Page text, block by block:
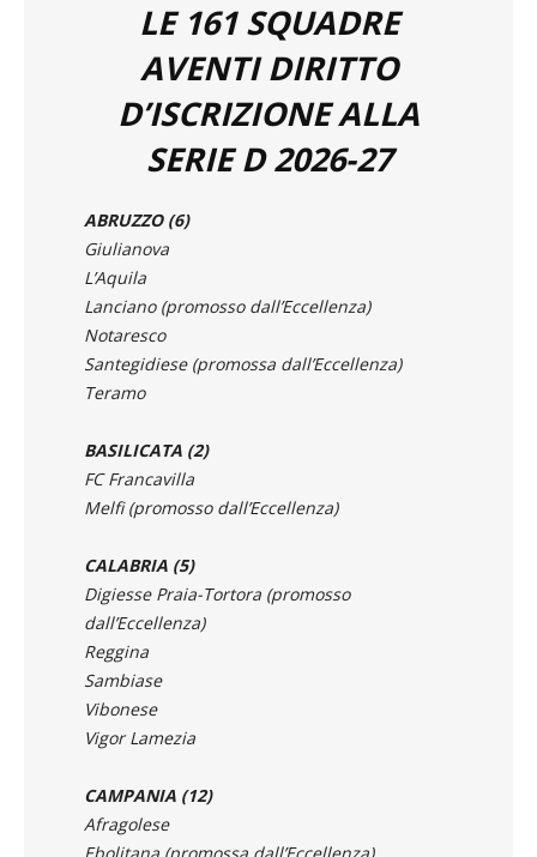
AVENTI DIRITTO
D’ISCRIZIONE ALLA
SERIE D 2026-27
ABRUZZO (6)
L’Aquila
Lanciano (promosso dall’Eccellenza)
Notaresco
Santegidiese (promossa dall’Eccellenza)
Teramo
BASILICATA (2)
Melfi (promosso dall’Eccellenza)
CALABRIA (5)
dall’Eccellenza)
Reggina
Sambiase
Vibonese
Vigor Lamezia
CAMPANIA (12)
Ebolitana (promossa dall’Eccellenza)
Gelbison